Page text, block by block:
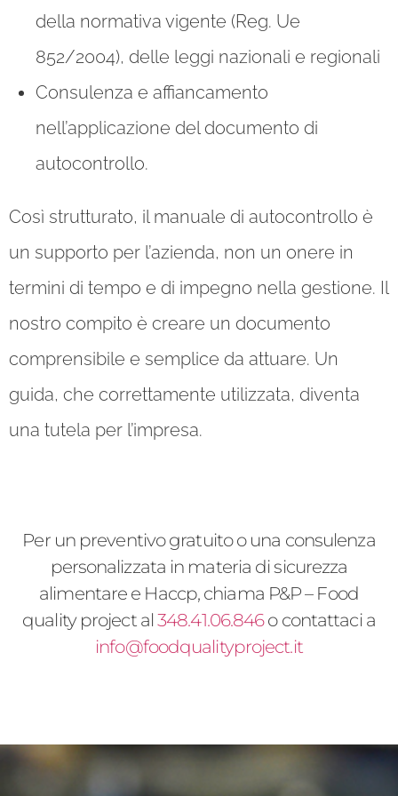
della normativa vigente (Reg. Ue
852/2004), delle leggi nazionali e regionali
Consulenza e affiancamento
nell’applicazione del documento di
autocontrollo.
Così strutturato, il manuale di autocontrollo è
un supporto per l’azienda, non un onere in
termini di tempo e di impegno nella gestione. Il
nostro compito è creare un documento
comprensibile e semplice da attuare. Un
guida, che correttamente utilizzata, diventa
una tutela per l’impresa.
Per un preventivo gratuito o una consulenza
personalizzata in materia di sicurezza
alimentare e Haccp, chiama P&P – Food
quality project al348.41.06.846o contattaci a
info@foodqualityproject.it